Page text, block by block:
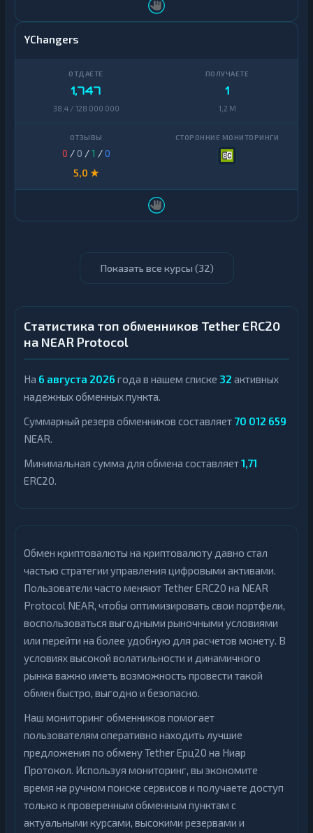
YChangers
1,747
38,4 / 128 000 000
1
1,2 M
0 / 0 /1 /0
5,0 ★
Показать все курсы (32)
Статистика топ обменников Tether ERC20
на NEAR Protocol
На 6 августа 2026 года в нашем списке 32 активных
надежных обменных пункта.
Суммарный резерв обменников составляет 70 012 659
NEAR.
Минимальная сумма для обмена составляет1,71
ERC20.
Обмен криптовалюты на криптовалюту давно стал
частью стратегии управления цифровыми активами.
Пользователи часто меняют Tether ERC20 на NEAR
Protocol NEAR, чтобы оптимизировать свои портфели,
воспользоваться выгодными рыночными условиями
или перейти на более удобную для расчетов монету. В
условиях высокой волатильности и динамичного
рынка важно иметь возможность провести такой
обмен быстро, выгодно и безопасно.
Наш мониторинг обменников помогает
пользователям оперативно находить лучшие
предложения по обмену Tether Ерц20 на Ниар
Протокол. Используя мониторинг, вы экономите
время на ручном поиске сервисов и получаете доступ
только к проверенным обменным пунктам с
актуальными курсами, высокими резервами и